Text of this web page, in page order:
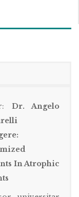
Dr. Angelo
In Atrophic